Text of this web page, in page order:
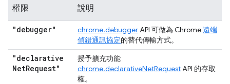
權限 說明
"debugger" chrome.debuggerAPI 可做為 Chrome遠端
偵錯通訊協定的替代傳輸方式。
"declarative
NetRequest"
授予擴充功能
chrome.declarativeNetRequestAPI 的存取
權。